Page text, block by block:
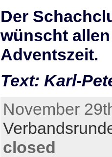
Der
wünscht
Adventszeit.
Text: Karl-
November
closed